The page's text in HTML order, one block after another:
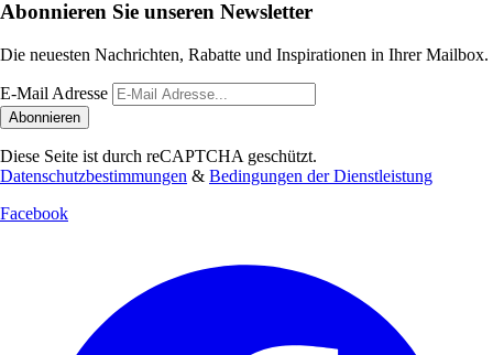
Abonnieren Sie unseren Newsletter
Die neuesten Nachrichten, Rabatte und Inspirationen in Ihrer Mailbox.
E-Mail Adresse
Abonnieren
Diese Seite ist durch reCAPTCHA geschützt.
Datenschutzbestimmungen & Bedingungen der Dienstleistung
Facebook